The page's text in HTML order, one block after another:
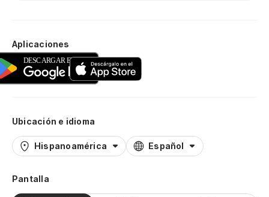
Aplicaciones
Ubicación e idioma
Hispanoamérica Español
Pantalla